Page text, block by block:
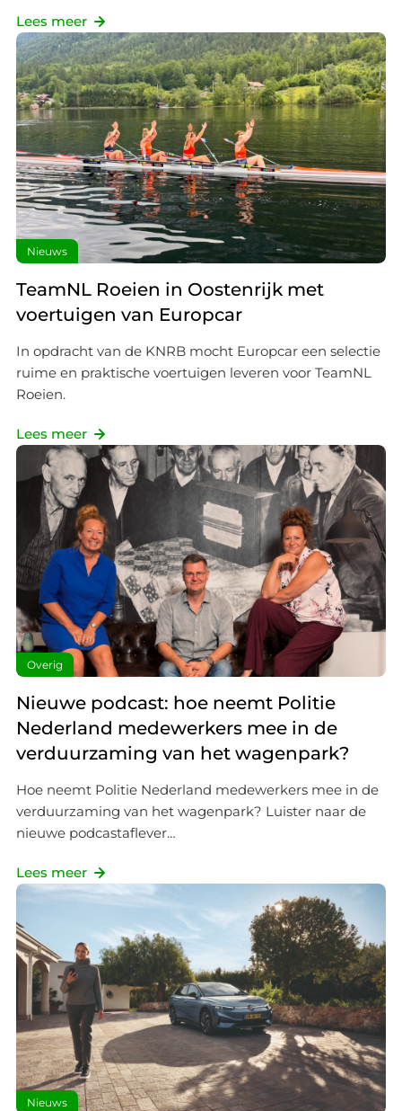
voorkeuren. Bekijk voor meer details ons
We werken samen met19 derdendie uw gegevens
kunnen ontvangen en verwerken.
Lees meer
Nieuws
TeamNL Roeien in Oostenrijk met
voertuigen van Europcar
In opdracht van de KNRB mocht Europcar een selectie
ruime en praktische voertuigen leveren voor TeamNL
Roeien.
Lees meer
Overig
Nieuwe podcast: hoe neemt Politie
Nederland medewerkers mee in de
verduurzaming van het wagenpark?
Hoe neemt Politie Nederland medewerkers mee in de
verduurzaming van het wagenpark? Luister naar de
nieuwe podcastaflever…
Lees meer
Nieuws